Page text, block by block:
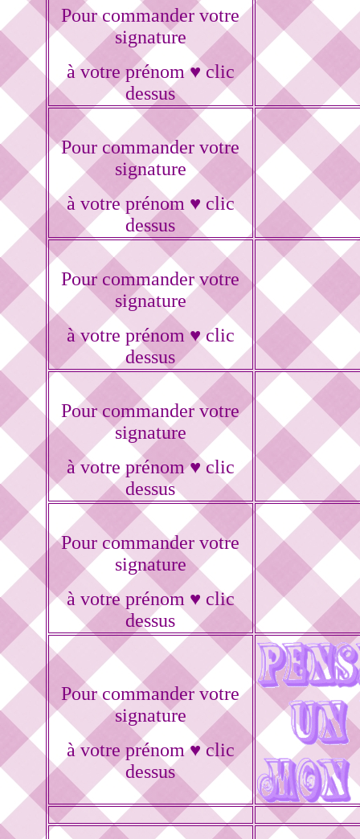
Pour commander votre
signature
à votre prénom ♥ clic
dessus
Pour commander votre
signature
à votre prénom ♥ clic
dessus
Pour commander votre
signature
à votre prénom ♥ clic
dessus
Pour commander votre
signature
à votre prénom ♥ clic
dessus
Pour commander votre
signature
à votre prénom ♥ clic
dessus
Pour commander votre
signature
à votre prénom ♥ clic
dessus